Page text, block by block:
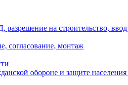
разрешение на строительство,
согласование, монтаж
обороне и защите